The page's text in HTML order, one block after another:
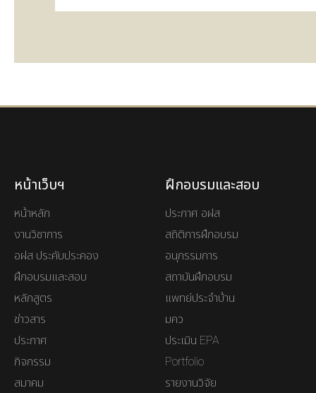
หน้าเว็บฯ
หน้าหลัก
งานวิชาการ
อฝส ประคับประคอง
ฝึกอบรมและสอบ
หลักสูตร
ข่าวสาร
ประกาศ
กิจกรรม
สมาคม
ฝึกอบรมและสอบ
ประกาศ อฝส
สถิติการฝึกอบรม
อนุกรรมการ
สถาบันฝึกอบรม
แพทย์ประจำบ้าน
มคว
ประเมิน EPA
Portfolio
รายงานวิจัย